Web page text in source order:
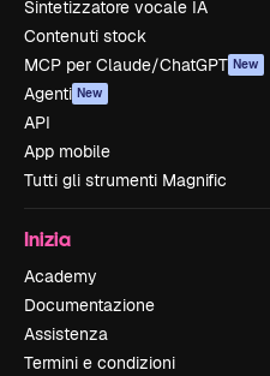
Sintetizzatore vocale IA
Contenuti stock
MCP per Claude/ChatGPT New
Agenti New
API
App mobile
Tutti gli strumenti Magnific
Inizia
Academy
Documentazione
Assistenza
Termini e condizioni